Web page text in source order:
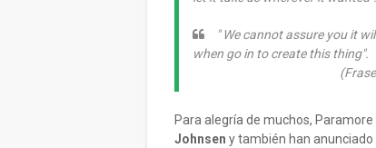
" We cannot assure you it
when go in to create this thing".
(Frases extraídas
Para alegría de muchos,
Johnsen y también han